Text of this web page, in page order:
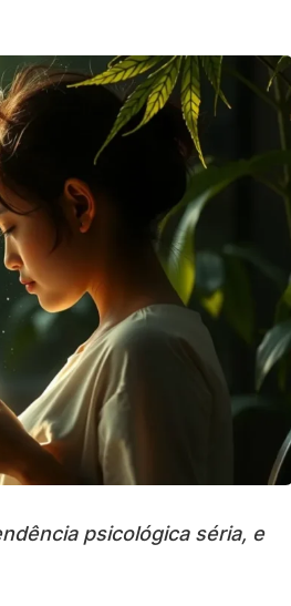
psicológica séria, e